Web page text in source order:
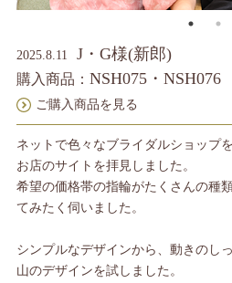
2025.8.11 J・G様(新郎)
購入商品： NSH075・NSH076
ご購入商品を見る
ネットで色々なブライダルショップ
お店のサイトを拝見しました。
希望の価格帯の指輪がたくさんの種
てみたく伺いました。
シンプルなデザインから、動きのし
山のデザインを試しました。